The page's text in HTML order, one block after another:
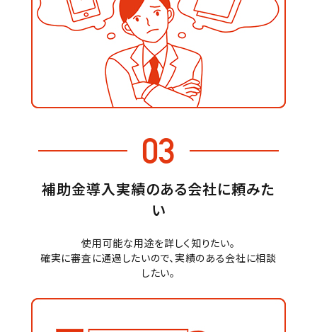
03
補助金導入実績のある会社に頼みた
い
使用可能な用途を詳しく知りたい。
確実に審査に通過したいので、実績のある会社に相談
したい。